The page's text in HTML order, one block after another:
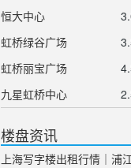
恒大中心
虹桥绿谷广场
虹桥丽宝广场
九星虹桥中心
楼盘资讯
上海写字楼出租行情｜浦